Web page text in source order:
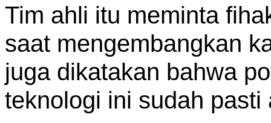
Tim ahli itu meminta
saat mengembangkan
juga dikatakan bahwa
teknologi ini sudah pasti